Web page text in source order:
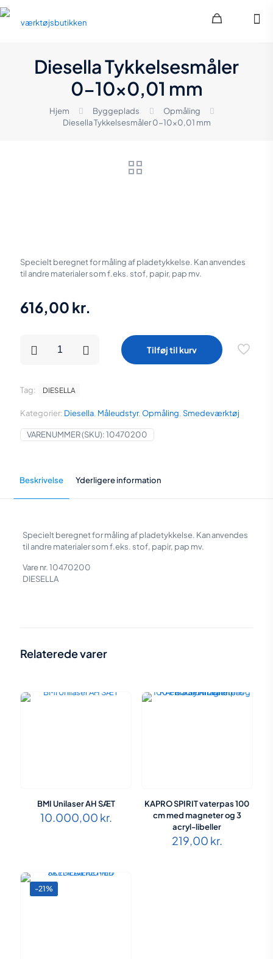
Diesella Tykkelsesmåler
0-10×0,01 mm
Hjem Byggeplads
Opmåling
Diesella Tykkelsesmåler 0-10×0,01 mm
Specielt beregnet for måling af pladetykkelse. Kan anvendes
til andre materialer som f.eks. stof, papir, pap mv.
616,00 kr.
Tykkelsesmåler
mm
antal
Tilføj til kurv
VARENUMMER (SKU):10470200
Kategorier: Diesella, Måleudstyr, Opmåling, Smedeværktøj
Tag: DIESELLA
Beskrivelse Yderligere information
Specielt beregnet for måling af pladetykkelse. Kan anvendes
til andre materialer som f.eks. stof, papir, pap mv.
Vare nr. 10470200
DIESELLA
Relaterede varer
BMI Unilaser AH SÆT
10.000,00 kr.
KAPRO SPIRIT vaterpas 100
cm med magneter og 3
acryl-libeller
219,00 kr.
-21%